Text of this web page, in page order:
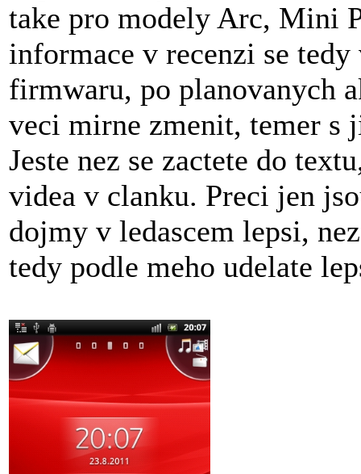
take pro modely Arc, Mini
informace v recenzi se
firmwaru, po planovanych
veci mirne zmenit, temer s
Jeste nez se zactete do
videa v clanku. Preci jen
dojmy v ledascem lepsi,
tedy podle meho udelate